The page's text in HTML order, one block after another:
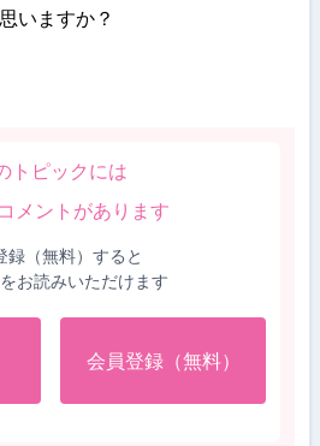
いますか？
トピックには
メントがあります
録（無料）すると
お読みいただけます
会員登録（無料）